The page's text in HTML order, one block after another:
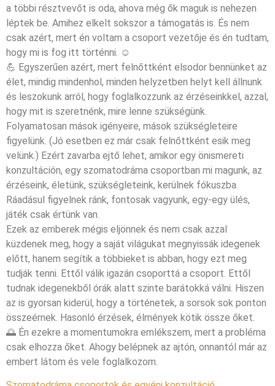
a többi résztvevőt is oda, ahova még ők maguk is nehezen
léptek be. Amihez elkelt sokszor a támogatás is. És nem
csak azért, mert én voltam a csoport vezetője és én tudtam,
hogy mi is fog itt történni. ☺
💪 Egyszerűen azért, mert felnőttként elsodor bennünket az
élet, mindig mindenhol, minden helyzetben helyt kell állnunk
és leszokunk arról, hogy foglalkozzunk az érzéseinkkel, azzal,
hogy mit is szeretnénk, mire lenne szükségünk.
Folyamatosan mások igényeire, mások szükségleteire
figyelünk. (Jó esetben ez már csak felnőttként esik meg
velünk.) Ezért zavarba ejtő lehet, amikor egy önismereti
konzultáción, egy szomatodráma csoportban mi magunk, az
érzéseink, életünk, szükségleteink, kerülnek fókuszba.
Ráadásul figyelnek ránk, fontosak vagyunk, egy-egy ülés,
játék csak értünk van.
Ezek az emberek mégis eljönnek és nem csak azzal
küzdenek meg, hogy a saját világukat megnyissák idegenek
előtt, hanem segítik a többieket is abban, hogy ezt meg
tudják tenni. Ettől válik igazán csoporttá a csoport. Ettől
tudnak idegenekből órák alatt szinte barátokká válni. Hiszen
az is gyorsan kiderül, hogy a történetek, a sorsok sok ponton
összeérnek. Hasonló érzések, élmények kötik össze őket.
🌅 Én ezekre a momentumokra emlékszem, mert a probléma
csak elhozza őket. Ahogy belépnek az ajtón, onnantól már az
embert látom és vele foglalkozom.